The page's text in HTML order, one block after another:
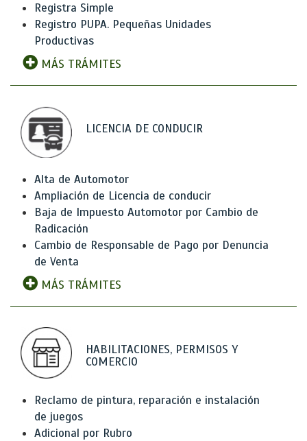
Registra Simple
Registro PUPA. Pequeñas Unidades
Productivas
MÁS TRÁMITES
LICENCIA DE CONDUCIR
Alta de Automotor
Ampliación de Licencia de conducir
Baja de Impuesto Automotor por Cambio de
Radicación
Cambio de Responsable de Pago por Denuncia
de Venta
MÁS TRÁMITES
HABILITACIONES, PERMISOS Y
COMERCIO
Reclamo de pintura, reparación e instalación
de juegos
Adicional por Rubro